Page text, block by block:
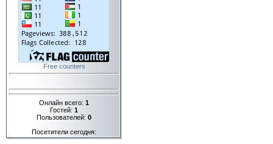
Free counters
Онлайн всего: 1
Гостей: 1
Пользователей: 0
Посетители сегодня: